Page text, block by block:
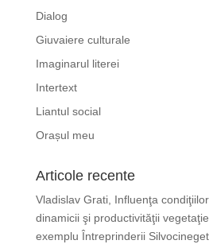
Dialog
Giuvaiere culturale
Imaginarul literei
Intertext
Liantul social
Orașul meu
Articole recente
Vladislav Grati, Influenţa
dinamicii şi productivităţii
exemplu Întreprinderii